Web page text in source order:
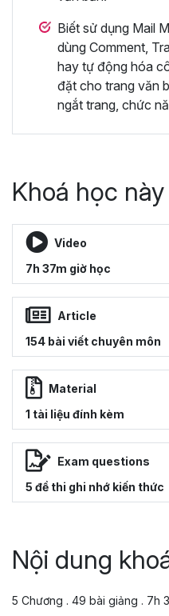
Biết sử dụng Mail
dùng Comment,
hay tự động hóa
đặt cho trang văn
ngắt trang, chức
Khoá học
Video
7h 37m giờ học
Article
154 bài viết chuyên môn
Material
1 tài liệu đính kèm
Exam questions
5 đề thi ghi nhớ kiến thức
Nội dung
5 Chương . 49 bài giảng . 7h